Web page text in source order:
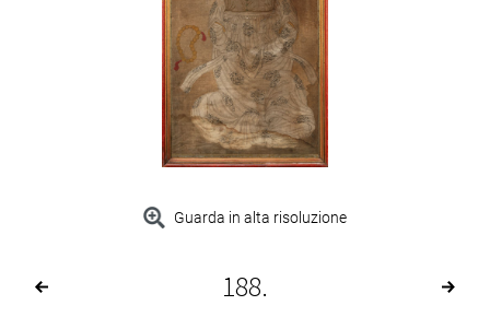
Guarda in alta risoluzione
188